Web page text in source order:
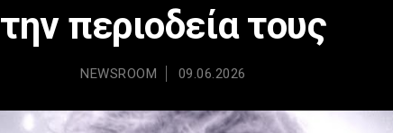
την περιοδεία τους
NEWSROOM 09.06.2026